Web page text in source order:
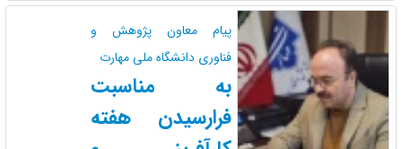
پیام معاون پژوهش و
فناوری دانشگاه ملی مهارت
به مناسبت
فرارسیدن هفته